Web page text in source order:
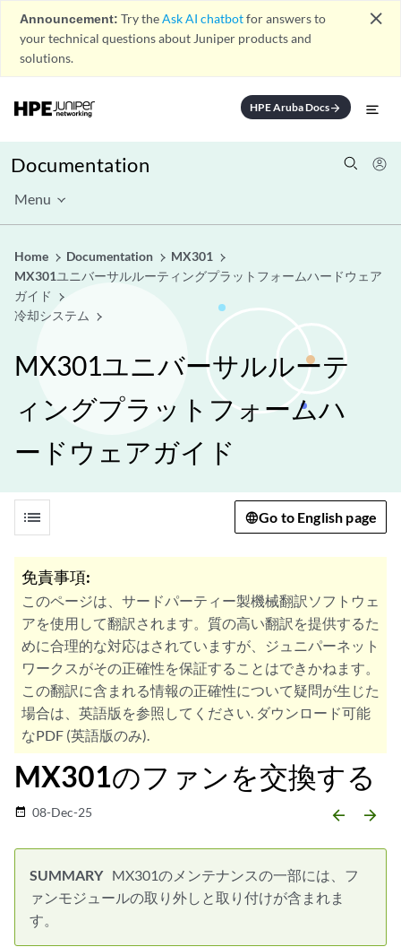
Announcement: Try theAsk AI chatbotfor answers to
your technical questions about Juniper products and
solutions.
close
HPE Aruba Docsarrow_forward
Documentation
Menu
Home Documentation
MX301
MX301ユニバーサルルーティングプラットフォームハードウェア
ガイド
冷却システム
MX301ユニバーサルルーテ
ィングプラットフォームハ
ードウェアガイド
list Go to English page
免責事項:
このページは、サードパーティー製機械翻訳ソフトウェ
アを使用して翻訳されます。質の高い翻訳を提供するた
めに合理的な対応はされていますが、ジュニパーネット
ワークスがその正確性を保証することはできかねます。
この翻訳に含まれる情報の正確性について疑問が生じた
場合は、英語版を参照してください. ダウンロード可能
なPDF (英語版のみ).
MX301のファンを交換する
date_range 08-Dec-25 arrow_backward arrow_forward
MX301のメンテナンスの一部には、フ
ァンモジュールの取り外しと取り付けが含まれま
す。